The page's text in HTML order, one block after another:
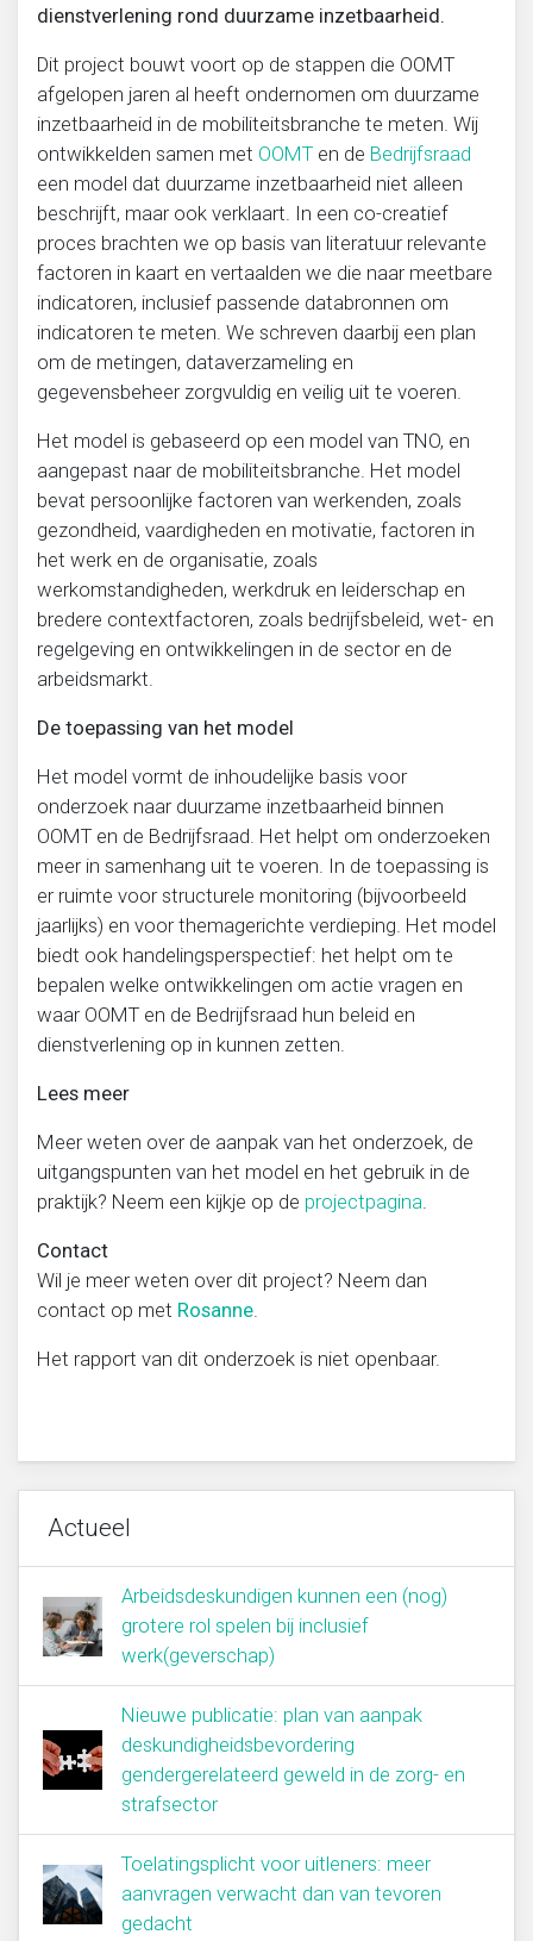
dienstverlening rond duurzame inzetbaarheid.
Dit project bouwt voort op de stappen die OOMT
afgelopen jaren al heeft ondernomen om duurzame
inzetbaarheid in de mobiliteitsbranche te meten. Wij
ontwikkelden samen met OOMT en de Bedrijfsraad
een model dat duurzame inzetbaarheid niet alleen
beschrijft, maar ook verklaart. In een co-creatief
proces brachten we op basis van literatuur relevante
factoren in kaart en vertaalden we die naar meetbare
indicatoren, inclusief passende databronnen om
indicatoren te meten. We schreven daarbij een plan
om de metingen, dataverzameling en
gegevensbeheer zorgvuldig en veilig uit te voeren.
Het model is gebaseerd op een model van TNO, en
aangepast naar de mobiliteitsbranche. Het model
bevat persoonlijke factoren van werkenden, zoals
gezondheid, vaardigheden en motivatie, factoren in
het werk en de organisatie, zoals
werkomstandigheden, werkdruk en leiderschap en
bredere contextfactoren, zoals bedrijfsbeleid, wet- en
regelgeving en ontwikkelingen in de sector en de
arbeidsmarkt.
De toepassing van het model
Het model vormt de inhoudelijke basis voor
onderzoek naar duurzame inzetbaarheid binnen
OOMT en de Bedrijfsraad. Het helpt om onderzoeken
meer in samenhang uit te voeren. In de toepassing is
er ruimte voor structurele monitoring (bijvoorbeeld
jaarlijks) en voor themagerichte verdieping. Het model
biedt ook handelingsperspectief: het helpt om te
bepalen welke ontwikkelingen om actie vragen en
waar OOMT en de Bedrijfsraad hun beleid en
dienstverlening op in kunnen zetten.
Lees meer
Meer weten over de aanpak van het onderzoek, de
uitgangspunten van het model en het gebruik in de
praktijk? Neem een kijkje op de projectpagina.
Contact
Wil je meer weten over dit project? Neem dan
contact op met Rosanne.
Het rapport van dit onderzoek is niet openbaar.
Actueel
Arbeidsdeskundigen kunnen een (nog)
grotere rol spelen bij inclusief
werk(geverschap)
Nieuwe publicatie: plan van aanpak
deskundigheidsbevordering
gendergerelateerd geweld in de zorg- en
strafsector
Toelatingsplicht voor uitleners: meer
aanvragen verwacht dan van tevoren
gedacht